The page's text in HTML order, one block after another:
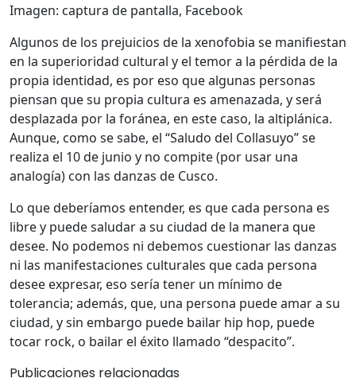
Imagen: captura de pantalla, Facebook
Algunos de los prejuicios de la xenofobia se manifiestan
en la superioridad cultural y el temor a la pérdida de la
propia identidad, es por eso que algunas personas
piensan que su propia cultura es amenazada, y será
desplazada por la foránea, en este caso, la altiplánica.
Aunque, como se sabe, el “Saludo del Collasuyo” se
realiza el 10 de junio y no compite (por usar una
analogía) con las danzas de Cusco.
Lo que deberíamos entender, es que cada persona es
libre y puede saludar a su ciudad de la manera que
desee. No podemos ni debemos cuestionar las danzas
ni las manifestaciones culturales que cada persona
desee expresar, eso sería tener un mínimo de
tolerancia; además, que, una persona puede amar a su
ciudad, y sin embargo puede bailar hip hop, puede
tocar rock, o bailar el éxito llamado “despacito”.
Publicaciones relacionadas